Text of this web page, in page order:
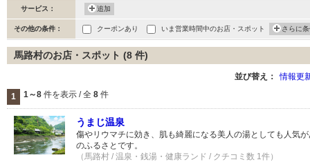
サービス： 追加
その他の条件： クーポンあり いま営業時間中のお店・スポット さらに
馬路村のお店・スポット (8 件)
並び替え： 情報更
1 1～8 件を表示 / 全 8 件
うまじ温泉
傷やリウマチに効き、肌も綺麗になる美人の湯としても人気
のふるさとです。
（馬路村 / 温泉・銭湯・健康ランド / クチコミ数 1件）